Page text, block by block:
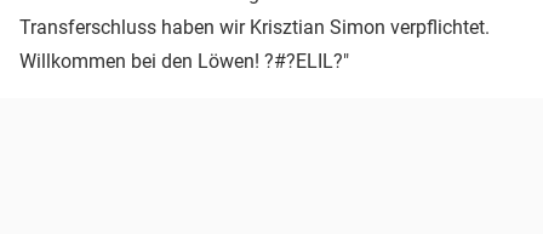
Transferschluss haben wir Krisztian Simon verpflichtet.
Willkommen bei den Löwen! ?#?ELIL?"